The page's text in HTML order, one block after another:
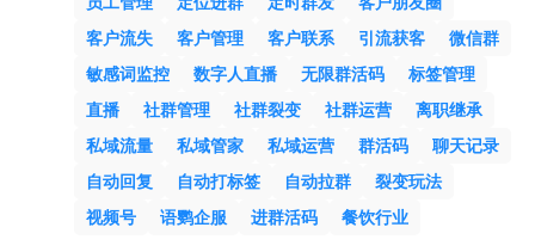
客户流失
客户管理 客户联系 引流获客
微信群
敏感词监控
数字人直播 无限群活码
标签管理
直播
社群管理 社群裂变 社群运营
离职继承
私域流量
私域管家 私域运营 群活码
聊天记录
自动回复
自动打标签 自动拉群
裂变玩法
视频号
语鹦企服 进群活码 餐饮行业